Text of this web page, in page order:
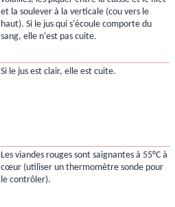
et la soulever à la verticale (cou vers le
haut). Si le jus qui s'écoule comporte du
sang, elle n'est pas cuite.
Si le jus est clair, elle est cuite.
Les viandes rouges sont saignantes à 55°C à
cœur (utiliser un thermomètre sonde pour
le contrôler).